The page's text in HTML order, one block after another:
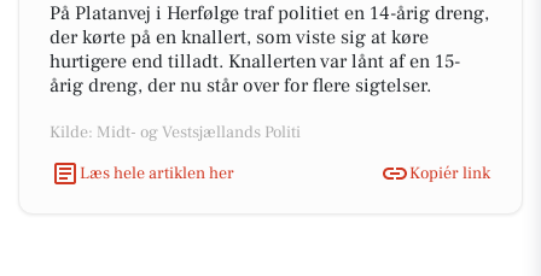
På Platanvej i Herfølge traf politiet en 14-årig dreng,
der kørte på en knallert, som viste sig at køre
hurtigere end tilladt. Knallerten var lånt af en 15-
årig dreng, der nu står over for flere sigtelser.
Kilde: Midt- og Vestsjællands Politi
Læs hele artiklen her
Kopiér link